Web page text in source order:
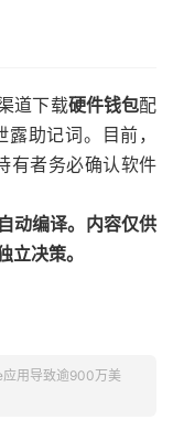
道下载硬件钱包配
助记词。目前，
有者务必确认软件
动编译。内容仅供
立决策。
用导致逾900万美